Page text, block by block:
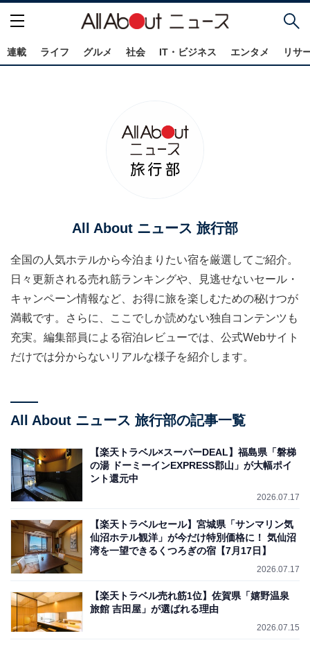
連載 ライフ グルメ 社会 IT・ビジネス エンタメ リサ
All About ニュース 旅行部
全国の人気ホテルから今泊まりたい宿を厳選してご紹介。
日々更新される売れ筋ランキングや、見逃せないセール・
キャンペーン情報など、お得に旅を楽しむための秘けつが
満載です。さらに、ここでしか読めない独自コンテンツも
充実。編集部員による宿泊レビューでは、公式Webサイト
だけでは分からないリアルな様子を紹介します。
All About ニュース 旅行部の記事一覧
【楽天トラベル×スーパーDEAL】福島県「磐梯
の湯 ドーミーインEXPRESS郡山」が大幅ポイ
ント還元中
2026.07.17
【楽天トラベルセール】宮城県「サンマリン気
仙沼ホテル観洋」が今だけ特別価格に！ 気仙沼
湾を一望できるくつろぎの宿【7月17日】
2026.07.17
【楽天トラベル売れ筋1位】佐賀県「嬉野温泉
旅館 吉田屋」が選ばれる理由
2026.07.15